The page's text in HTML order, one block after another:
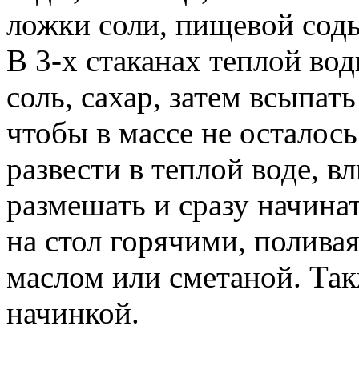
ложки соли, пищевой
В 3-х стаканах теплой
соль, сахар, затем
чтобы в массе не
развести в теплой воде,
размешать и сразу
на стол горячими,
маслом или сметаной.
начинкой.